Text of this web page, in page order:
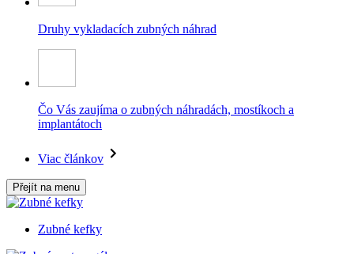
Druhy vykladacích zubných náhrad
Čo Vás zaujíma o zubných náhradách, mostíkoch a
implantátoch
Viac článkov
Přejít na menu
Zubné kefky